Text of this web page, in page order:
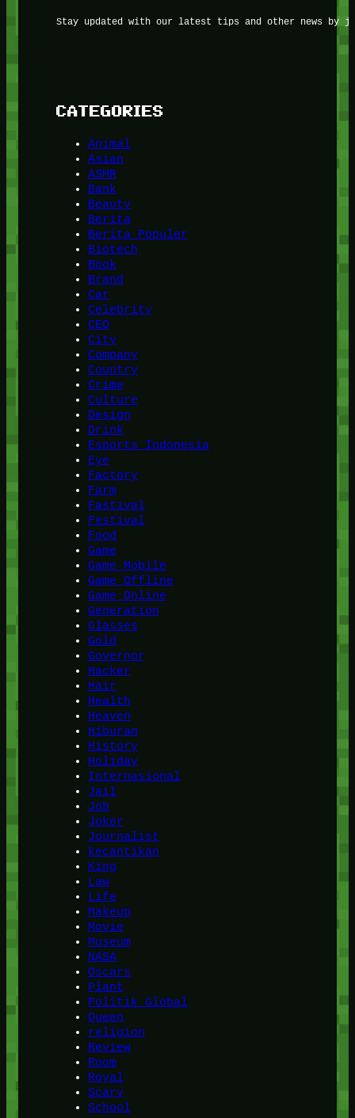
Stay updated with our latest tips and other news by
CATEGORIES
Animal
Asian
ASMR
Bank
Beauty
Berita
Berita Populer
Biotech
Book
Brand
Car
Celebrity
CEO
City
Company
Country
Crime
Culture
Design
Drink
Esports Indonesia
Eye
Factory
Farm
Fastival
Festival
Food
Game
Game Mobile
Game Offline
Game Online
Generation
Glasses
Gold
Governor
Hacker
Hair
Health
Heaven
Hiburan
History
Holiday
Internasional
Jail
Job
Joker
Journalist
kecantikan
King
Law
Life
Makeup
Movie
Museum
NASA
Oscars
Plant
Politik Global
Queen
religion
Review
Room
Royal
Scary
School